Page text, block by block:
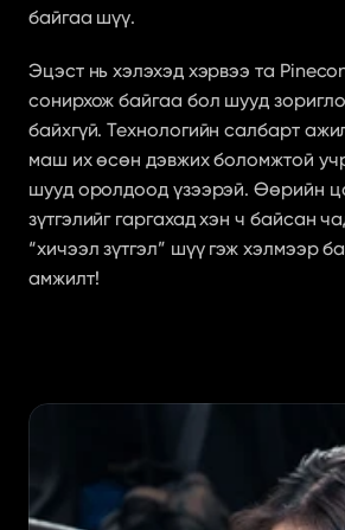
байгаа шүү.
Эцэст нь хэлэхэд хэрвээ та
сонирхож байгаа бол шууд
байхгүй. Технологийн салбарт
маш их өсөн дэвжих боломжтой
шууд оролдоод үзээрэй. Өөрийн
зүтгэлийг гаргахад хэн ч байсан
“хичээл зүтгэл” шүү гэж хэлмээр
амжилт!